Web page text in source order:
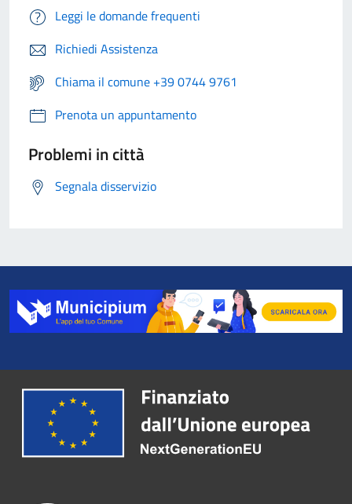
Leggi le domande frequenti
Richiedi Assistenza
Chiama il comune +39 0744 9761
Prenota un appuntamento
Problemi in città
Segnala disservizio